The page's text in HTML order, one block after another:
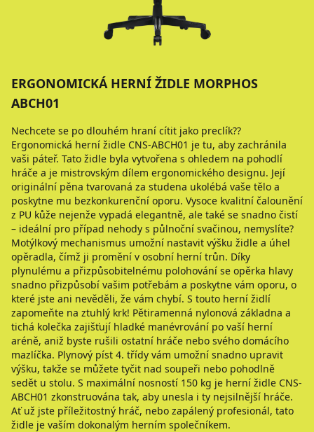
ERGONOMICKÁ HERNÍ ŽIDLE MORPHOS
ABCH01
Nechcete se po dlouhém hraní cítit jako preclík??
Ergonomická herní židle CNS-ABCH01 je tu, aby zachránila
vaši páteř. Tato židle byla vytvořena s ohledem na pohodlí
hráče a je mistrovským dílem ergonomického designu. Její
originální pěna tvarovaná za studena ukolébá vaše tělo a
poskytne mu bezkonkurenční oporu. Vysoce kvalitní čalounění
z PU kůže nejenže vypadá elegantně, ale také se snadno čistí
– ideální pro případ nehody s půlnoční svačinou, nemyslíte?
Motýlkový mechanismus umožní nastavit výšku židle a úhel
opěradla, čímž ji promění v osobní herní trůn. Díky
plynulému a přizpůsobitelnému polohování se opěrka hlavy
snadno přizpůsobí vašim potřebám a poskytne vám oporu, o
které jste ani nevěděli, že vám chybí. S touto herní židlí
zapomeňte na ztuhlý krk! Pětiramenná nylonová základna a
tichá kolečka zajišťují hladké manévrování po vaší herní
aréně, aniž byste rušili ostatní hráče nebo svého domácího
mazlíčka. Plynový píst 4. třídy vám umožní snadno upravit
výšku, takže se můžete tyčit nad soupeři nebo pohodlně
sedět u stolu. S maximální nosností 150 kg je herní židle CNS-
ABCH01 zkonstruována tak, aby unesla i ty nejsilnější hráče.
Ať už jste příležitostný hráč, nebo zapálený profesionál, tato
židle je vaším dokonalým herním společníkem.